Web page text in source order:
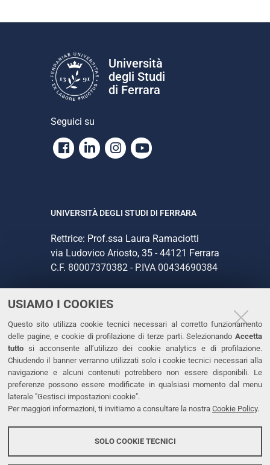
USIAMO I COOKIES
Questo sito utilizza cookie tecnici necessari al corretto funzionamento
delle pagine, e cookie di profilazione di terze parti. Selezionando Accetta
tutto si acconsente all’utilizzo dei cookie analytics e di profilazione.
Chiudendo il banner verranno utilizzati solo i cookie tecnici necessari alla
navigazione e alcuni contenuti potrebbero non essere disponibili. Le
preferenze possono essere modificate in qualsiasi momento dal menu
laterale "Gestisci impostazioni cookie".
Per maggiori informazioni, ti invitiamo a consultare la nostra Cookie Policy.
SOLO COOKIE TECNICI
e
Università
degli Studi
di Ferrara
Seguici su
Facebook
LinkedinInstagram
Youtube
UNIVERSITÀ DEGLI STUDI DI FERRARA
Rettrice: Prof.ssa Laura Ramaciotti
via Ludovico Ariosto, 35 - 44121 Ferrara
C.F. 80007370382 - P.IVA 00434690384
CONTATTI
Tel. +39 0532 293111
Fax. +39 0532 293031
PEC
LINKS
Dichiarazione di accessibilità
Protezione dati personali